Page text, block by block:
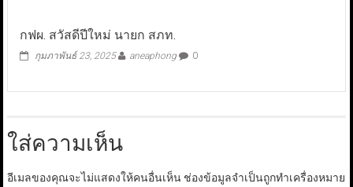
กฟผ.​ สวัสดีปีใหม่ นายก สภท.
กุมภาพันธ์ 23, 2025 aneaphong 0
ใส่ความเห็น
อีเมลของคุณจะไม่แสดงให้คนอื่นเห็น ช่องข้อมูลจำเป็นถูกทำเครื่องหมาย